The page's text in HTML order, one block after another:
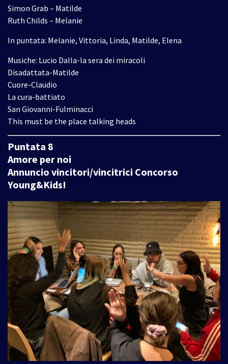
Simon Grab – Matilde
Ruth Childs – Melanie
In puntata: Melanie, Vittoria, Linda, Matilde, Elena
Musiche: Lucio Dalla-la sera dei miracoli
Disadattata-Matilde
Cuore-Claudio
La cura-battiato
San Giovanni-Fulminacci
This must be the place talking heads
Puntata 8
Amore per noi
Annuncio vincitori/vincitrici Concorso
Young&Kids!